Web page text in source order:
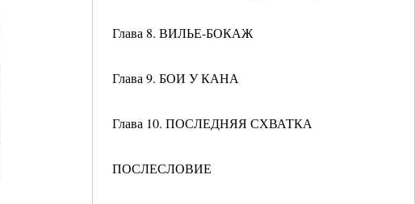
Глава 8. ВИЛЬЕ-БОКАЖ
Глава 9. БОИ У КАНА
Глава 10. ПОСЛЕДНЯЯ СХВАТКА
ПОСЛЕСЛОВИЕ